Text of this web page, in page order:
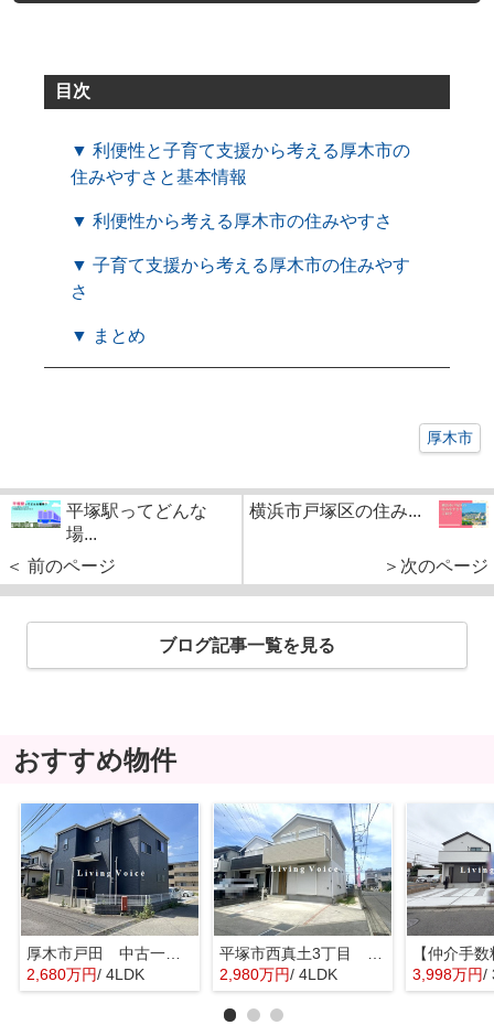
目次
▼ 利便性と子育て支援から考える厚木市の
住みやすさと基本情報
▼ 利便性から考える厚木市の住みやすさ
▼ 子育て支援から考える厚木市の住みやす
さ
▼ まとめ
厚木市
平塚駅ってどんな
場...
＜ 前のページ
横浜市戸塚区の住み...
＞次のページ
ブログ記事一覧を見る
おすすめ物件
厚木市戸田 中古一戸建て
2,680万円/ 4LDK
2,980万円/ 4LDK 3,998万円/